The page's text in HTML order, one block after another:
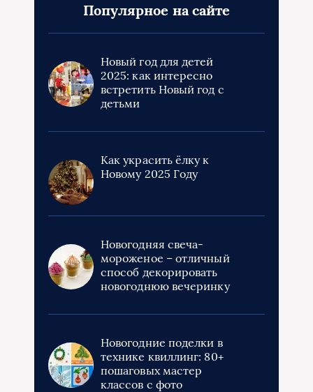
Популярное на сайте
Новый год для детей
2025: как интересно
встретить Новый год с
детьми
Как украсить ёлку к
Новому 2025 Году
Новогодняя свеча-
мороженое – отличный
способ декорировать
новогоднюю вечеринку
Новогодние поделки в
технике квиллинг: 80+
пошаговых мастер
классов с фото